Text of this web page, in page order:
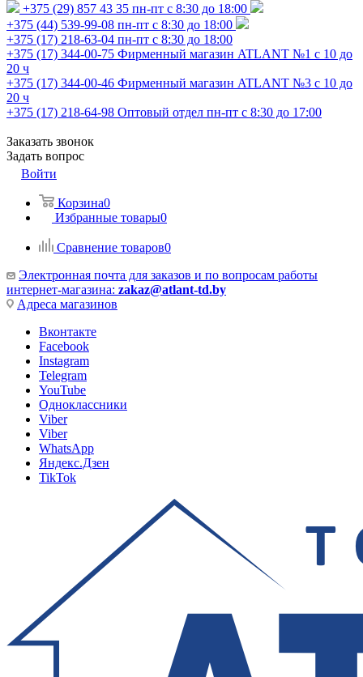
+375 (29) 857 43 35 пн-пт с 8:30 до 18:00
+375 (44) 539-99-08 пн-пт с 8:30 до 18:00
+375 (17) 218-63-04 пн-пт с 8:30 до 18:00
+375 (17) 344-00-75 Фирменный магазин ATLANT №1 с 10 до
20 ч
+375 (17) 344-00-46 Фирменный магазин ATLANT №3 с 10 до
20 ч
+375 (17) 218-64-98 Оптовый отдел пн-пт с 8:30 до 17:00
Заказать звонок
Задать вопрос
Войти
Корзина0
Избранные товары0
Сравнение товаров0
Электронная почта для заказов и по вопросам работы
интернет-магазина: zakaz@atlant-td.by
Адреса магазинов
Вконтакте
Facebook
Instagram
Telegram
YouTube
Одноклассники
Viber
Viber
WhatsApp
Яндекс.Дзен
TikTok